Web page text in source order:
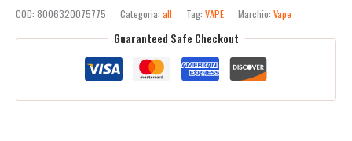
COD: 8006320075775 Categoria: all Tag: VAPE Marchio: Vape
Guaranteed Safe Checkout